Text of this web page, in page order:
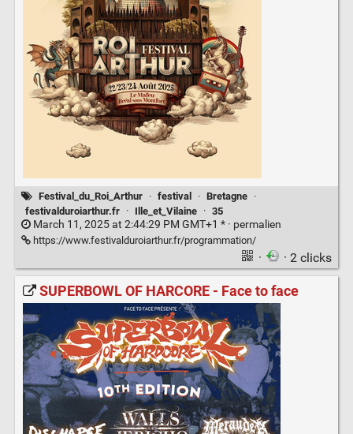
Festival_du_Roi_Arthur · festival · Bretagne ·
festivalduroiarthur.fr
· Ille_et_Vilaine · 35
March 11, 2025 at 2:44:29 PM GMT+1 * · permalien
https://www.festivalduroiarthur.fr/programmation/
· · 2 clicks
SUPERBOWL OF HARCORE - Face to face